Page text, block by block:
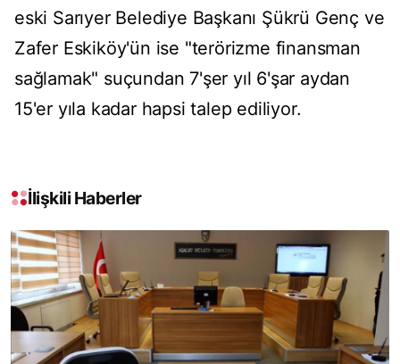
eski Sarıyer Belediye Başkanı Şükrü Genç ve
Zafer Eskiköy'ün ise "terörizme finansman
sağlamak" suçundan 7'şer yıl 6'şar aydan
15'er yıla kadar hapsi talep ediliyor.
İlişkili Haberler